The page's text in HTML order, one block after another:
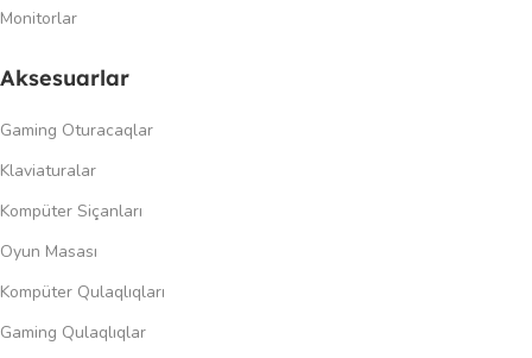
Monitorlar
Aksesuarlar
Gaming Oturacaqlar
Klaviaturalar
Kompüter Siçanları
Oyun Masası
Kompüter Qulaqlıqları
Gaming Qulaqlıqlar